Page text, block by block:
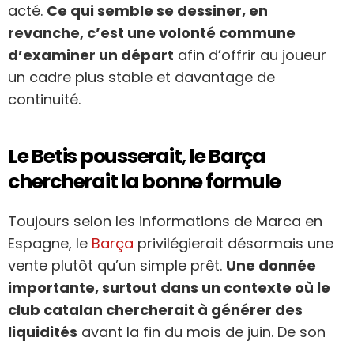
acté. Ce qui semble se dessiner, en
revanche, c’est une volonté commune
d’examiner un départ afin d’offrir au joueur
un cadre plus stable et davantage de
continuité.
Le Betis pousserait, le Barça
chercherait la bonne formule
Toujours selon les informations de Marca en
Espagne, le Barça privilégierait désormais une
vente plutôt qu’un simple prêt. Une donnée
importante, surtout dans un contexte où le
club catalan chercherait à générer des
liquidités avant la fin du mois de juin. De son